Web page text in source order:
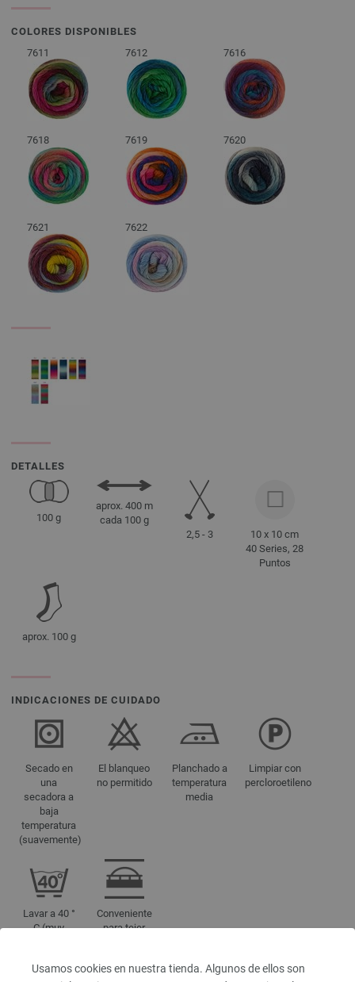
Usamos cookies en nuestra tienda. Algunos de ellos son
COLORES DISPONIBLES
7611
7612 7616
7618 7619 7620
7621 7622
DETALLES
100 g
aprox. 400 m
cada 100 g
2,5 - 3
10 x 10 cm
40 Series, 28
Puntos
aprox. 100 g
INDICACIONES DE CUIDADO
Secado en
una
secadora a
baja
temperatura
(suavemente)
El blanqueo
no permitido
Planchado a
temperatura
media
Limpiar con
percloroetileno
Lavar a 40 °
C (muy
Conveniente
para tejer